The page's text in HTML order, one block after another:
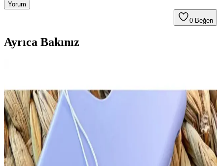
Yorum
0 Beğen
Ayrıca Bakınız
Lila renkli fimo kolyeler, gençler arasında popüler olup, dayanıklı ve
estetik tasarımlar sunar. Renk ve şekil teknikleriyle özgün takılar
yaratmak mümkün, günlük kullanım ve kişisel tarz için ideal
seçenekler.
Fimo Malzemesi ve Lila Kolye Modelleri: Yaratıcılığı
Artıran Takı Tasarım Malzemesi